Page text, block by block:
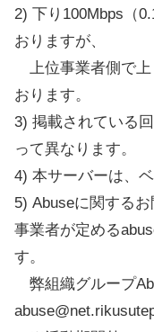
2) 下り100Mbps（
おりますが、
上位事業者側で上
おります。
3) 掲載されている
って異なります。
4) 本サーバーは、
5) Abuseに関する
事業者が定める
す。
弊組織グループ